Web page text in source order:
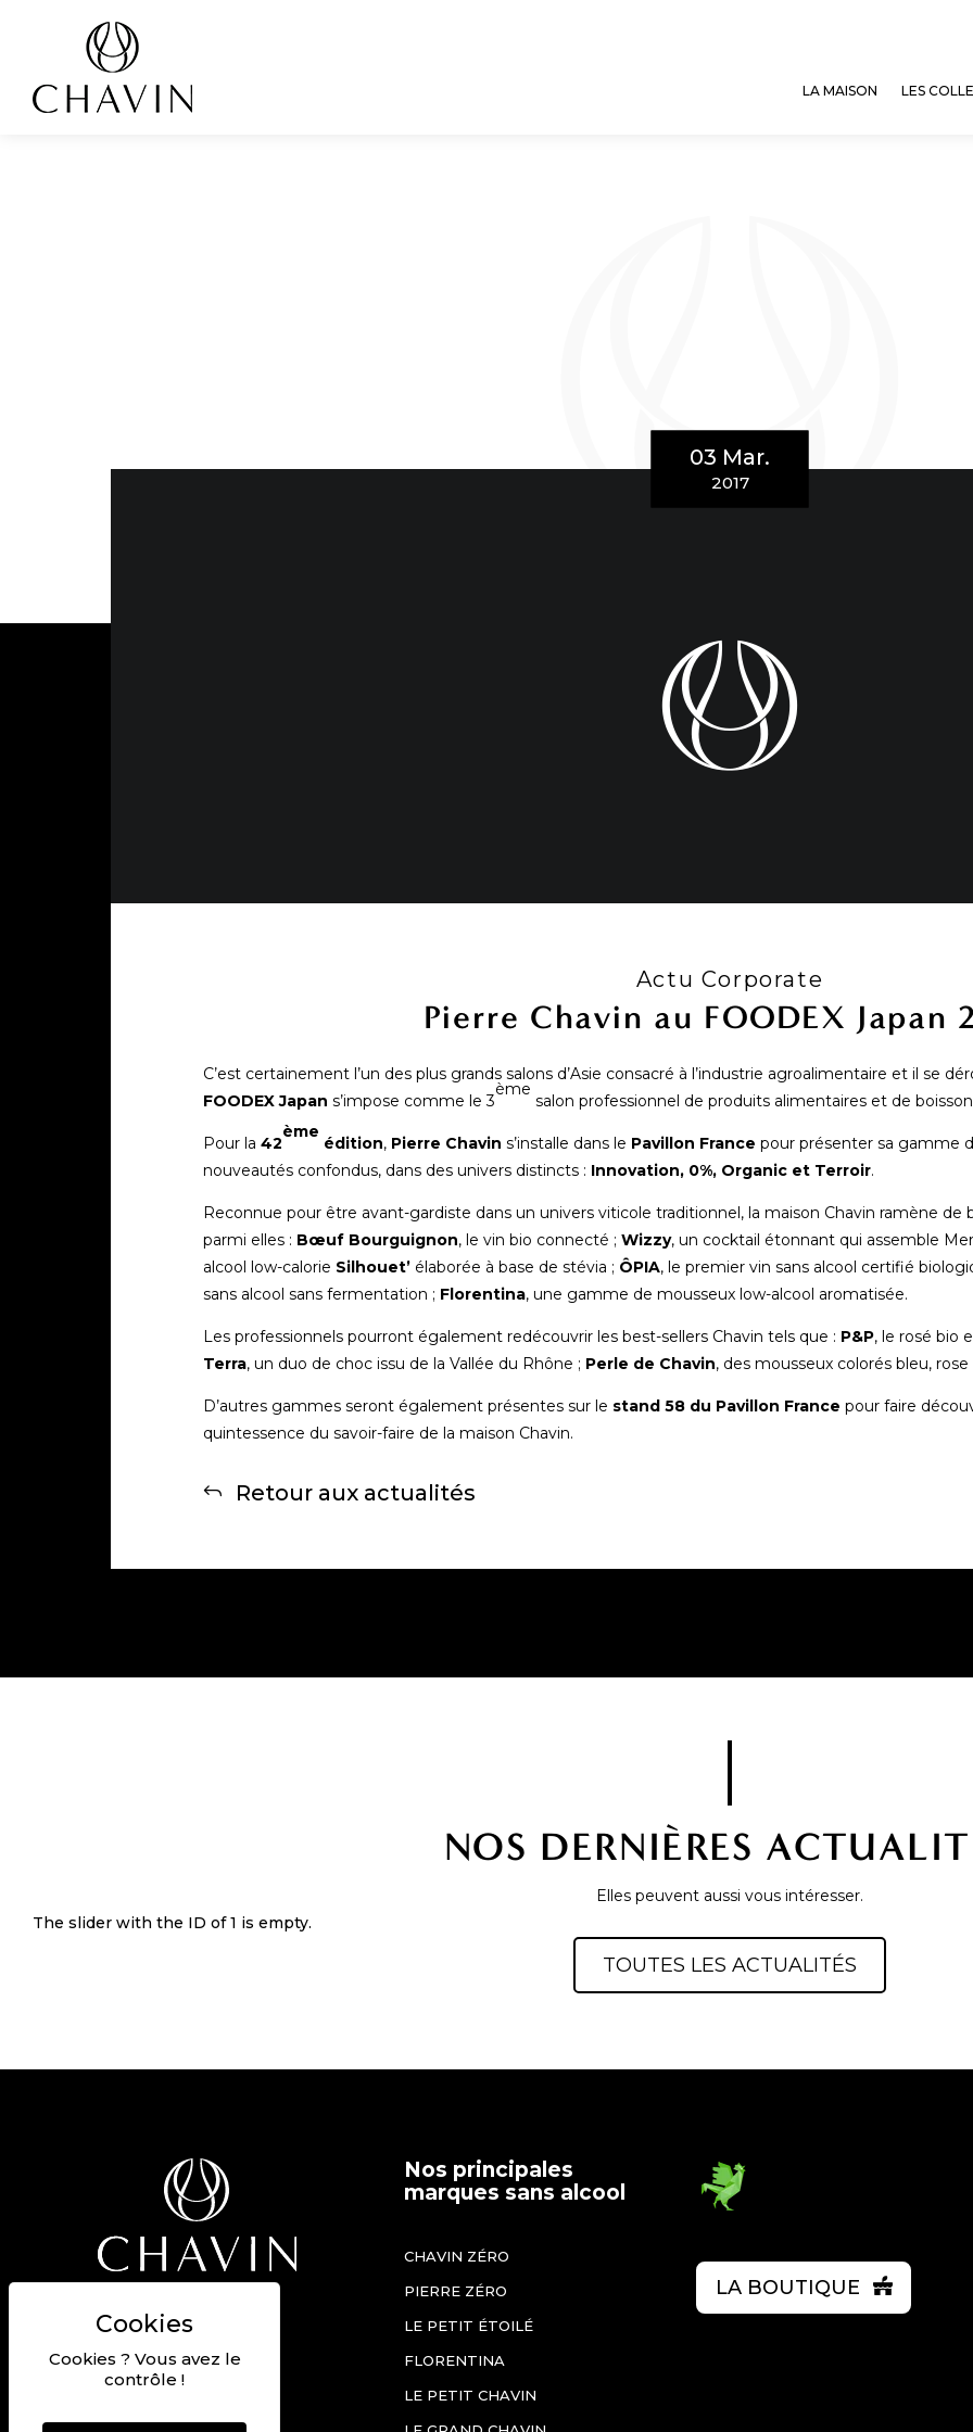
Cookies ? Vous avez le
contrôle !
LA MAISON LES
03 Mar.
2017
Actu Corporate
Pierre Chavin au FOODEX Japan
C’est certainement l’un des plus grands salons d’Asie consacré à l’industrie agroalimentaire et il se
FOODEX Japan s’impose comme le 3
ème
salon professionnel de produits alimentaires et de
Pour la 42
ème
édition, Pierre Chavin s’installe dans le Pavillon France pour présenter sa gamme
nouveautés confondus, dans des univers distincts : Innovation, 0%, Organic et Terroir.
Reconnue pour être avant-gardiste dans un univers viticole traditionnel, la maison Chavin ramène de
parmi elles : Bœuf Bourguignon, le vin bio connecté ; Wizzy, un cocktail étonnant qui assemble
alcool low-calorie Silhouet’ élaborée à base de stévia ; ÔPIA, le premier vin sans alcool certifié
sans alcool sans fermentation ; Florentina, une gamme de mousseux low-alcool aromatisée.
Les professionnels pourront également redécouvrir les best-sellers Chavin tels que : P&P, le rosé bio
Terra, un duo de choc issu de la Vallée du Rhône ; Perle de Chavin, des mousseux colorés bleu,
D’autres gammes seront également présentes sur le stand 58 du Pavillon France pour faire
quintessence du savoir-faire de la maison Chavin.
Retour aux actualités
NOS DERNIÈRES
Elles peuvent aussi vous intéresser.
The slider with the ID of 1 is empty.
TOUTES LES ACTUALITÉS
Nous contacter
Nos principales
marques sans alcool
CHAVIN ZÉRO
PIERRE ZÉRO
LE PETIT ÉTOILÉ
FLORENTINA
LE PETIT CHAVIN
LA BOUTIQUE